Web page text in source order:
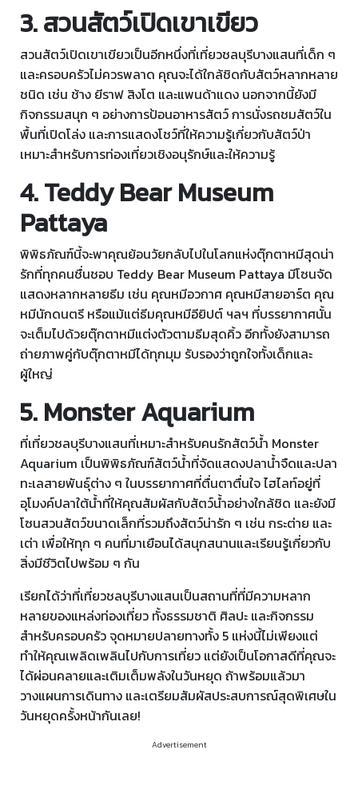
3. สวนสัตว์เปิดเขาเขียว
สวนสัตว์เปิดเขาเขียวเป็นอีกหนึ่งที่เที่ยวชลบุรีบางแสนที่เด็ก ๆ
และครอบครัวไม่ควรพลาด คุณจะได้ใกล้ชิดกับสัตว์หลากหลาย
ชนิด เช่น ช้าง ยีราฟ สิงโต และแพนด้าแดง นอกจากนี้ยังมี
กิจกรรมสนุก ๆ อย่างการป้อนอาหารสัตว์ การนั่งรถชมสัตว์ใน
พื้นที่เปิดโล่ง และการแสดงโชว์ที่ให้ความรู้เกี่ยวกับสัตว์ป่า
เหมาะสำหรับการท่องเที่ยวเชิงอนุรักษ์และให้ความรู้
4. Teddy Bear Museum
Pattaya
พิพิธภัณฑ์นี้จะพาคุณย้อนวัยกลับไปในโลกแห่งตุ๊กตาหมีสุดน่า
รักที่ทุกคนชื่นชอบ Teddy Bear Museum Pattaya มีโซนจัด
แสดงหลากหลายธีม เช่น คุณหมีอวกาศ คุณหมีสายอาร์ต คุณ
หมีนักดนตรี หรือแม้แต่ธีมคุณหมีอียิปต์ ฯลฯ ที่บรรยากาศนั้น
จะเต็มไปด้วยตุ๊กตาหมีแต่งตัวตามธีมสุดคิ้ว อีกทั้งยังสามารถ
ถ่ายภาพคู่กับตุ๊กตาหมีได้ทุกมุม รับรองว่าถูกใจทั้งเด็กและ
ผู้ใหญ่
5. Monster Aquarium
ที่เที่ยวชลบุรีบางแสนที่เหมาะสำหรับคนรักสัตว์น้ำ Monster
Aquarium เป็นพิพิธภัณฑ์สัตว์น้ำที่จัดแสดงปลาน้ำจืดและปลา
ทะเลสายพันธุ์ต่าง ๆ ในบรรยากาศที่ตื่นตาตื่นใจ ไฮไลท์อยู่ที่
อุโมงค์ปลาใต้น้ำที่ให้คุณสัมผัสกับสัตว์น้ำอย่างใกล้ชิด และยังมี
โซนสวนสัตว์ขนาดเล็กที่รวมถึงสัตว์น่ารัก ๆ เช่น กระต่าย และ
เต่า เพื่อให้ทุก ๆ คนที่มาเยือนได้สนุกสนานและเรียนรู้เกี่ยวกับ
สิ่งมีชีวิตไปพร้อม ๆ กัน
เรียกได้ว่าที่เที่ยวชลบุรีบางแสนเป็นสถานที่ที่มีความหลาก
หลายของแหล่งท่องเที่ยว ทั้งธรรมชาติ ศิลปะ และกิจกรรม
สำหรับครอบครัว จุดหมายปลายทางทั้ง 5 แห่งนี้ไม่เพียงแต่
ทำให้คุณเพลิดเพลินไปกับการเที่ยว แต่ยังเป็นโอกาสดีที่คุณจะ
ได้ผ่อนคลายและเติมเต็มพลังในวันหยุด ถ้าพร้อมแล้วมา
วางแผนการเดินทาง และเตรียมสัมผัสประสบการณ์สุดพิเศษใน
วันหยุดครั้งหน้ากันเลย!
Advertisement